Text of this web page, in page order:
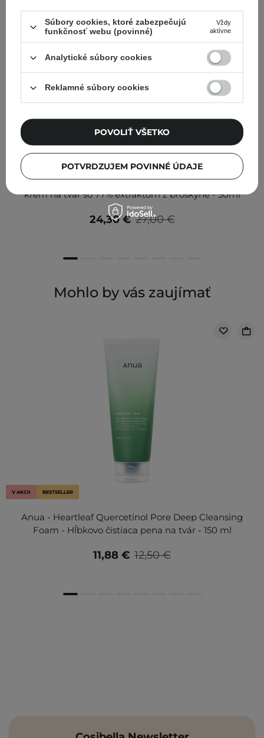
V AKCII
Anua - Peach 77% Niacin Enriched Cream - Hydratačný
krém na tvár so 77% extraktom z broskyne - 50ml
27,00 €
24,30 €
Mohlo by vás zaujímať
V AKCII BESTSELLER
Anua - Heartleaf Quercetinol Pore Deep Cleansing
Foam - Hĺbkovo čistiaca pena na tvár - 150 ml
12,50 €
11,88 €
Súbory cookies, ktoré zabezpečujú
funkčnosť webu (povinné)
Vždy
aktívne
Analytické súbory cookies
Reklamné súbory cookies
POTVRDZUJEM POVINNÉ ÚDAJE
POVOLIŤ VŠETKO